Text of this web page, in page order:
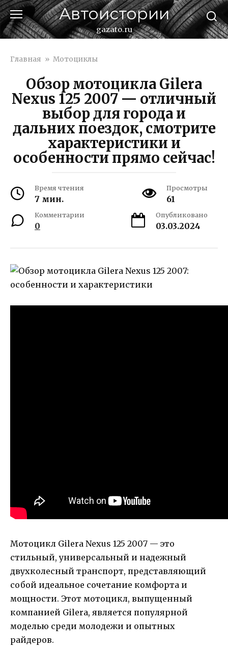
Перейти
к
контенту
Автоистории
gazato.ru
Главная » Мотоциклы
Обзор мотоцикла Gilera
Nexus 125 2007 — отличный
выбор для города и
дальних поездок, смотрите
характеристики и
особенности прямо сейчас!
Время чтения
7 мин.
Просмотры
61
Комментарии
0
Опубликовано
03.03.2024
Мотоцикл Gilera Nexus 125 2007 — это
стильный, универсальный и надежный
двухколесный транспорт, представляющий
собой идеальное сочетание комфорта и
мощности. Этот мотоцикл, выпущенный
компанией Gilera, является популярной
моделью среди молодежи и опытных
райдеров.